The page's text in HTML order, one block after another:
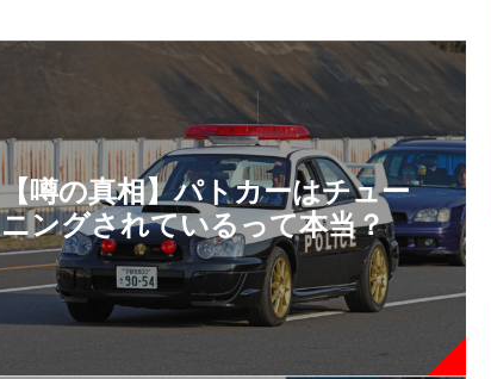
【噂の真相】パトカーはチュー
ニングされているって本当？